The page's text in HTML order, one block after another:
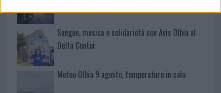
Sangue, musica e solidarietà con Avis Olbia al
Delta Center
Meteo Olbia 9 agosto, temperature in calo